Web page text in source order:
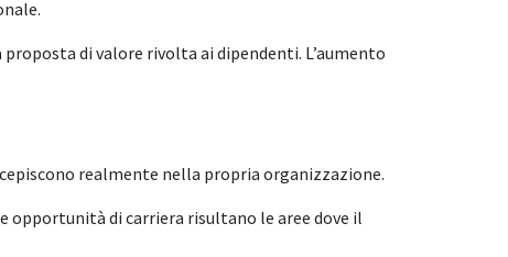
di valore rivolta ai dipendenti. L’aumento
realmente nella propria organizzazione.
di carriera risultano le aree dove il